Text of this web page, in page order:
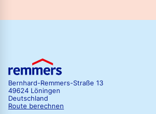
Bernhard-Remmers-Straße 13
49624 Löningen
Deutschland
Route berechnen